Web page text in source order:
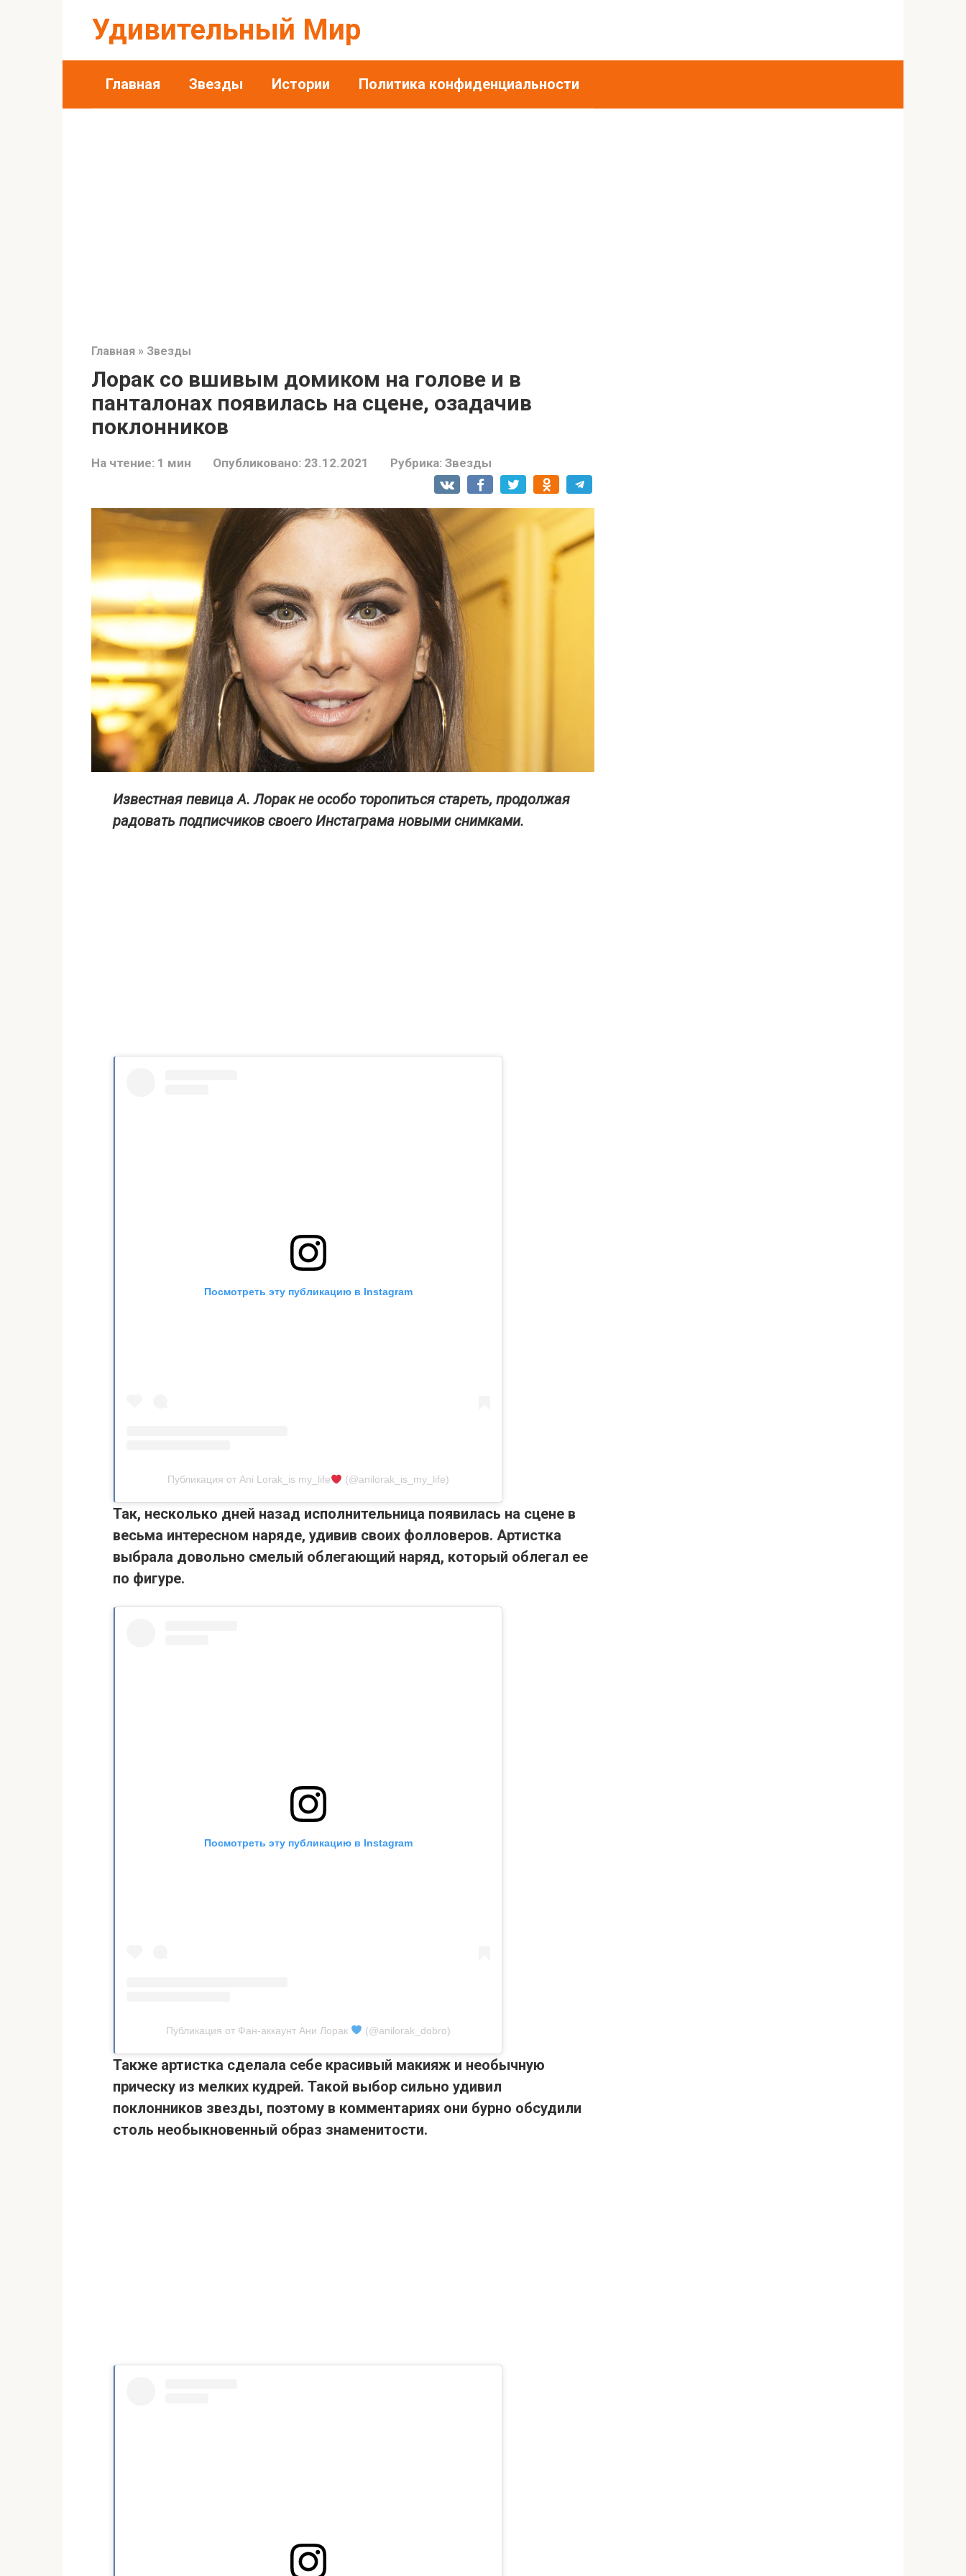
Удивительный Мир
Главная Звезды Истории Политика конфиденциальности
Главная » Звезды
Лорак со вшивым домиком на голове и в
панталонах появилась на сцене, озадачив
поклонников
На чтение: 1 мин Опубликовано: 23.12.2021 Рубрика: Звезды
Известная певица А. Лорак не особо торопиться стареть, продолжая
радовать подписчиков своего Инстаграма новыми снимками.
Посмотреть эту публикацию в Instagram
Публикация от Ani Lorak_is my_life (@anilorak_is_my_life)
Так, несколько дней назад исполнительница появилась на сцене в
весьма интересном наряде, удивив своих фолловеров. Артистка
выбрала довольно смелый облегающий наряд, который облегал ее
по фигуре.
Посмотреть эту публикацию в Instagram
Публикация от Фан-аккаунт Ани Лорак (@anilorak_dobro)
Также артистка сделала себе красивый макияж и необычную
прическу из мелких кудрей. Такой выбор сильно удивил
поклонников звезды, поэтому в комментариях они бурно обсудили
столь необыкновенный образ знаменитости.